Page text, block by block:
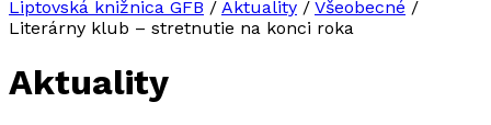
Liptovská knižnica GFB / Aktuality / Všeobecné /
Literárny klub – stretnutie na konci roka
Aktuality